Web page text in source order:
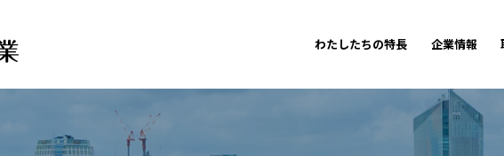
わたしたちの特長 企業情報